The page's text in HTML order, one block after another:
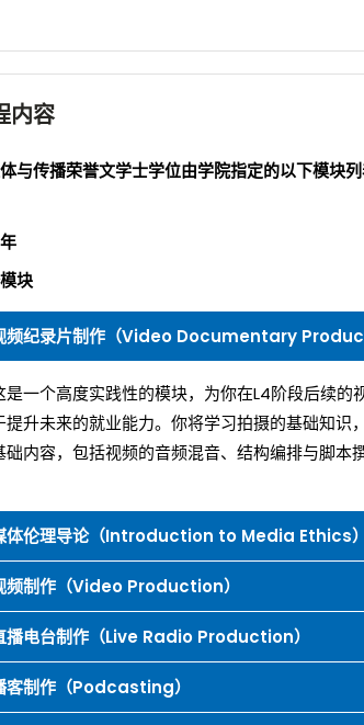
内容
与传播荣誉文学士学位由学院指定的以下模块
块
频纪录片制作（Video Documentary
是一个高度实践性的模块，为你在L4阶段后续
提升未来的就业能力。你将学习拍摄的基础知识
础内容，包括视频的音频混音、结构编排与脚本
体伦理导论（Introduction to Media Ethics）
频制作（Video Production）
播电台制作（Live Radio Production）
客制作（Podcasting）